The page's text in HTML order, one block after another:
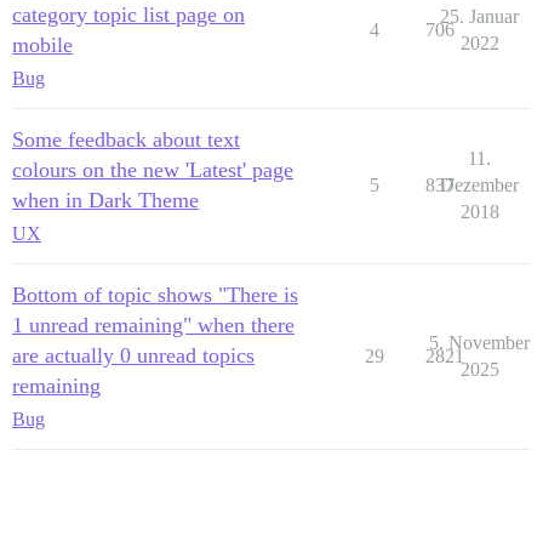
category topic list page on
mobile
Bug
4 706
25. Januar
2022
Some feedback about text
colours on the new 'Latest' page
when in Dark Theme
UX
5 837
11.
Dezember
2018
Bottom of topic shows "There is
1 unread remaining" when there
are actually 0 unread topics
remaining
Bug
29 2821
5. November
2025